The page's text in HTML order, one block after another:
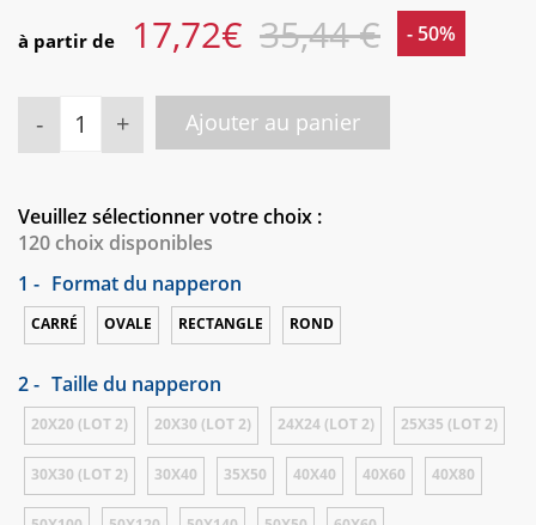
à partir de 17,72€ 35,44 € - 50%
- + Ajouter au panier
Veuillez sélectionner votre choix :
120 choix disponibles
1 - Format du napperon
CARRÉ OVALE RECTANGLE ROND
2 - Taille du napperon
20X20 (LOT 2) 20X30 (LOT 2) 24X24 (LOT 2) 25X35 (LOT 2)
30X30 (LOT 2) 30X40 35X50 40X40 40X60 40X80